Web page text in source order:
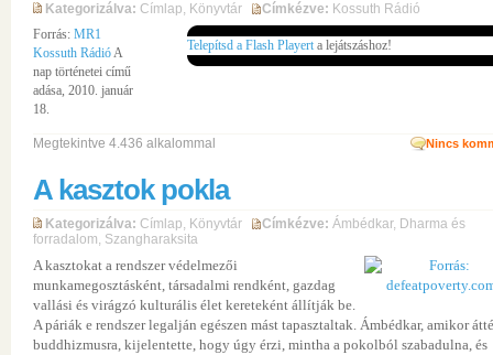
Kategorizálva: Címlap, Könyvtár Címkézve: Kossuth Rádió
Telepítsd a Flash Playert a lejátszáshoz!
Forrás: MR1
Kossuth RádióA
nap történetei című
adása, 2010. január
18.
Nincs
Megtekintve 4.436 alkalommal
A kasztok pokla
Kategorizálva: Címlap, Könyvtár Címkézve: Ámbédkar, Dharma és
forradalom, Szangharaksita
A kasztokat a rendszer védelmezői
munkamegosztásként, társadalmi rendként, gazdag
vallási és virágzó kulturális élet kereteként állítják be.
A páriák e rendszer legalján egészen mást tapasztaltak. Ámbédkar, amikor
buddhizmusra, kijelentette, hogy úgy érzi, mintha a pokolból szabadulna, és